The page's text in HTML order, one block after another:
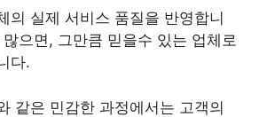
의 실제 서비스 품질을 반영합니
많으면, 그만큼 믿을수 있는 업체로
다.
같은 민감한 과정에서는 고객의